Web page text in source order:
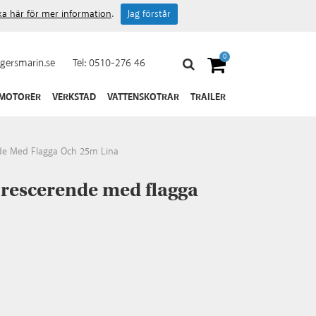
Tel:0510-276 46 0
VERKSTAD VATTENSKOTRAR TRAILER
Med Flagga Och 25m Lina
med flagga
här för mer information. Jag förstår